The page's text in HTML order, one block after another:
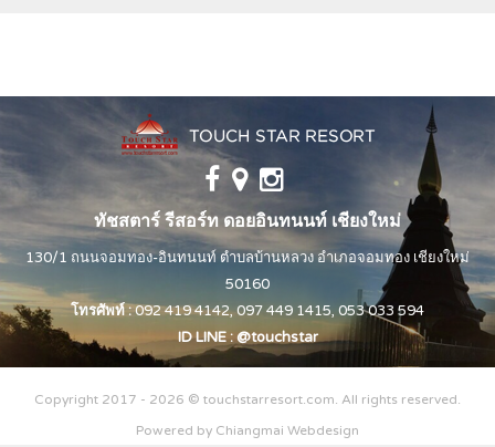
ทัชสตาร์ รีสอร์ท ดอยอินทนนท์ เชียงใหม่
130/1 ถนนจอมทอง-อินทนนท์ ตำบลบ้านหลวง อำเภอจอมทอง เชียงใหม่
50160
โทรศัพท์ :092 419 4142,097 449 1415, 053 033 594
ID LINE :@touchstar
Copyright 2017 - 2026 © touchstarresort.com. All rights reserved.
Powered by Chiangmai Webdesign